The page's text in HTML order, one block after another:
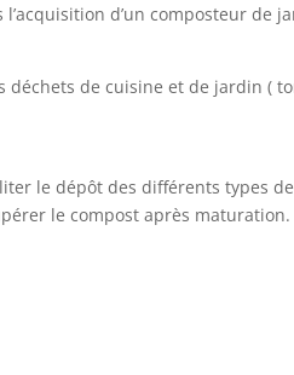
d’un composteur
de cuisine et de jardin (
le dépôt des différents types
le compost après maturation.